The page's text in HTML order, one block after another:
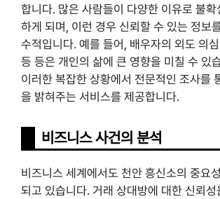
합니다. 많은 사람들이 다양한 이유로 불확
하게 되며, 이런 경우 신뢰할 수 있는 정보
수적입니다. 예를 들어, 배우자의 외도 의
등 등은 개인의 삶에 큰 영향을 미칠 수 있
이러한 복잡한 상황에서 전문적인 조사를
을 밝혀주는 서비스를 제공합니다.
비즈니스 사건의 분석
비즈니스 세계에서도 천안 흥신소의 중요
되고 있습니다. 거래 상대방에 대한 신뢰성